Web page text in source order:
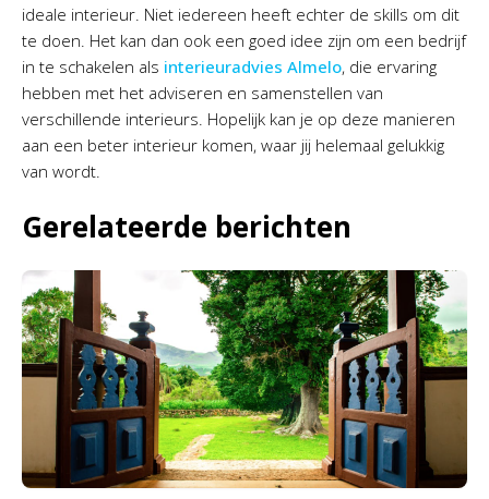
ideale interieur. Niet iedereen heeft echter de skills om dit
te doen. Het kan dan ook een goed idee zijn om een bedrijf
in te schakelen als interieuradvies Almelo, die ervaring
hebben met het adviseren en samenstellen van
verschillende interieurs. Hopelijk kan je op deze manieren
aan een beter interieur komen, waar jij helemaal gelukkig
van wordt.
Gerelateerde berichten